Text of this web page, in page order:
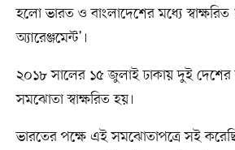
হলো ভারত ও বাংলাদেশের মধ্যে স্বাক্ষরিত
অ্যারেঞ্জমেন্ট’।
২০১৮ সালের ১৫ জুলাই ঢাকায় দুই
সমঝোতা স্বাক্ষরিত হয়।
ভারতের পক্ষে এই সমঝোতাপত্রে সই